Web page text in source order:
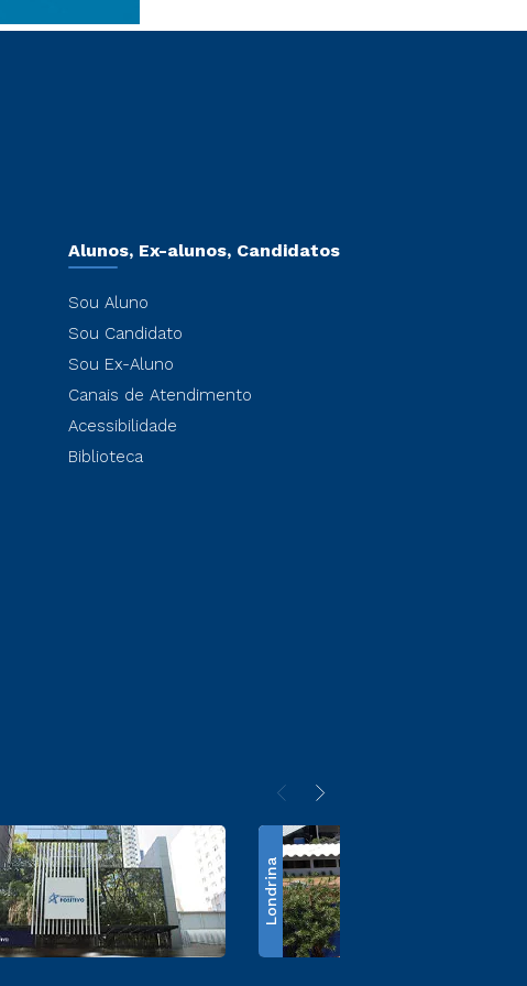
Alunos, Ex-alunos, Candidatos
Sou Aluno
Sou Candidato
Sou Ex-Aluno
Canais de Atendimento
Acessibilidade
Biblioteca
Londrina